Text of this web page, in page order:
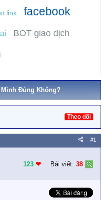
link facebook
BOT giao dịch
Đúng Không?
Theo dõi
#1
123 ❤︎ Bài viết: 38